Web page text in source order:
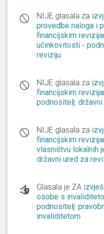
NIJE glasala za
provedbe naloga i
financijskim
učinkovitosti -
reviziju
NIJE glasala za
financijskim
podnositelj:
NIJE glasala za
financijskim
vlasništvu lokalnih
državni ured za
Glasala je ZA
osobe s
podnositelj:
invaliditetom